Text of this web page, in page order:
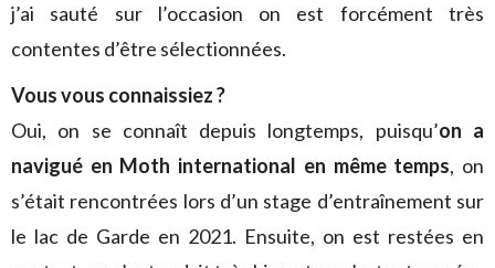
j’ai sauté sur l’occasion on est forcément très
contentes d’être sélectionnées.
Vous vous connaissiez ?
Oui, on se connaît depuis longtemps, puisqu’on a
navigué en Moth international en même temps, on
s’était rencontrées lors d’un stage d’entraînement sur
le lac de Garde en 2021. Ensuite, on est restées en